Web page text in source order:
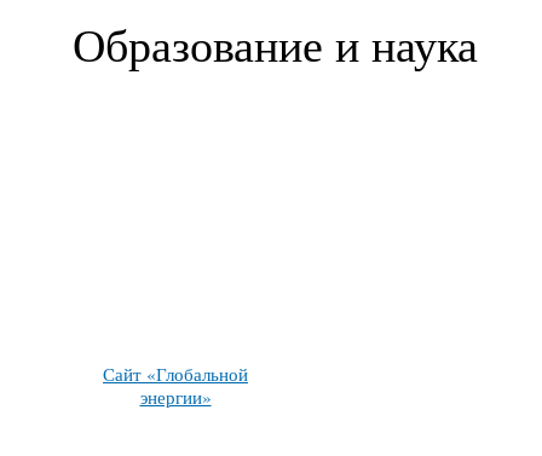
Образование и наука
Сайт «Глобальной
энергии»